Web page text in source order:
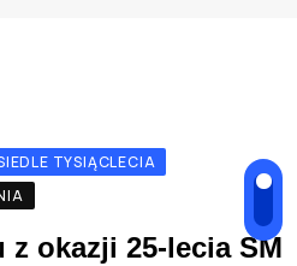
TYSIĄCLECIA
z okazji 25-lecia SM